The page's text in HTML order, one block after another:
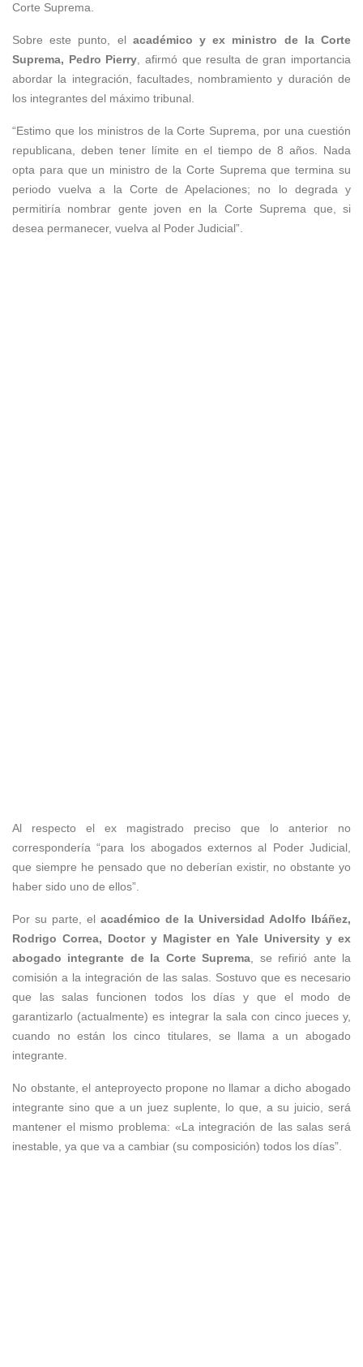
Corte Suprema.
Sobre este punto, el académico y ex ministro de la Corte
Suprema, Pedro Pierry, afirmó que resulta de gran importancia
abordar la integración, facultades, nombramiento y duración de
los integrantes del máximo tribunal.
“Estimo que los ministros de la Corte Suprema, por una cuestión
republicana, deben tener límite en el tiempo de 8 años. Nada
opta para que un ministro de la Corte Suprema que termina su
periodo vuelva a la Corte de Apelaciones; no lo degrada y
permitiría nombrar gente joven en la Corte Suprema que, si
desea permanecer, vuelva al Poder Judicial”.
Al respecto el ex magistrado preciso que lo anterior no
correspondería “para los abogados externos al Poder Judicial,
que siempre he pensado que no deberían existir, no obstante yo
haber sido uno de ellos”.
Por su parte, el académico de la Universidad Adolfo Ibáñez,
Rodrigo Correa, Doctor y Magister en Yale University y ex
abogado integrante de la Corte Suprema, se refirió ante la
comisión a la integración de las salas. Sostuvo que es necesario
que las salas funcionen todos los días y que el modo de
garantizarlo (actualmente) es integrar la sala con cinco jueces y,
cuando no están los cinco titulares, se llama a un abogado
integrante.
No obstante, el anteproyecto propone no llamar a dicho abogado
integrante sino que a un juez suplente, lo que, a su juicio, será
mantener el mismo problema: «La integración de las salas será
inestable, ya que va a cambiar (su composición) todos los días”.